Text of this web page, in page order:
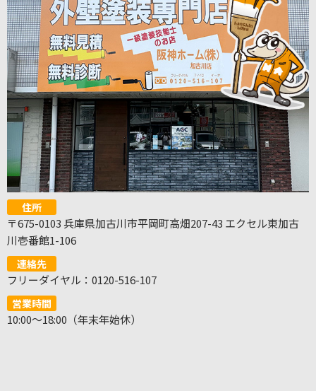
住所
〒675-0103 兵庫県加古川市平岡町高畑207-43 エクセル東加古
川壱番館1-106
連絡先
フリーダイヤル：0120-516-107
営業時間
10:00～18:00（年末年始休）